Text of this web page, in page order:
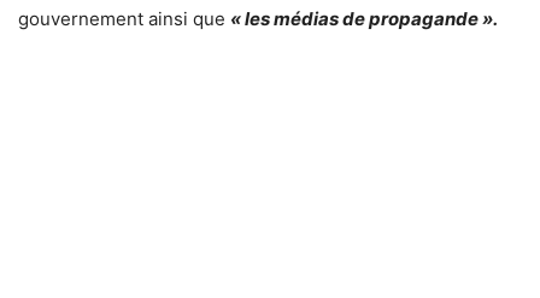
gouvernement ainsi que « les médias de propagande ».